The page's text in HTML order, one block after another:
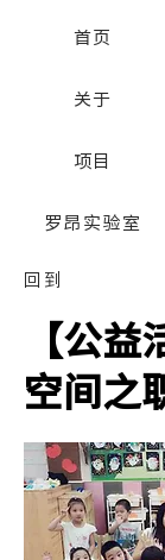
首页
关于
项目
罗昂实验室
回到
【公益
空间之